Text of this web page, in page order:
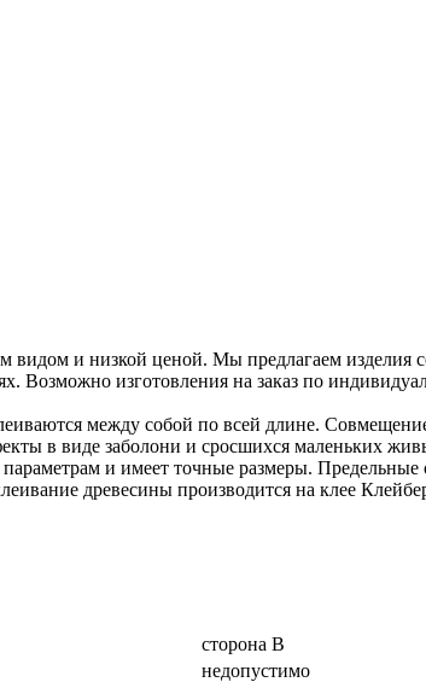
и низкой ценой. Мы предлагаем изделия
Возможно изготовления на заказ по
между собой по всей длине. Совмещение
в виде заболони и сросшихся маленьких
и имеет точные размеры.
древесины производится на клее
сторона В
недопустимо